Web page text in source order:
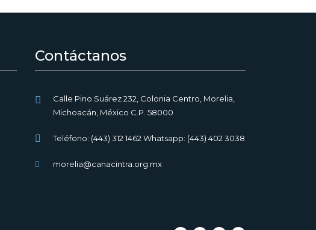
Contáctanos
Calle Pino Suárez 232, Colonia Centro, Morelia,
Michoacán, México C.P. 58000
Teléfono: (443) 312 1462 Whatsapp: (443) 402 3038
morelia@canacintra.org.mx